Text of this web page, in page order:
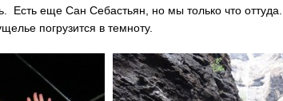
Есть еще Сан Себастьян, но мы только что
погрузится в темноту.